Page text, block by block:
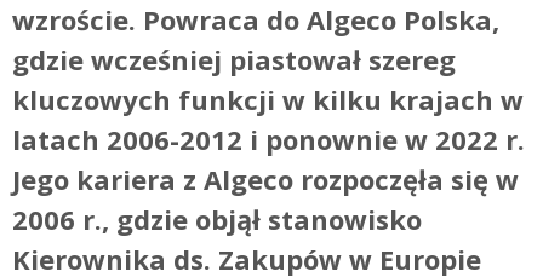
wzroście. Powraca do Algeco Polska,
gdzie wcześniej piastował szereg
kluczowych funkcji w kilku krajach w
latach 2006-2012 i ponownie w 2022 r.
Jego kariera z Algeco rozpoczęła się w
2006 r., gdzie objął stanowisko
Kierownika ds. Zakupów w Europie